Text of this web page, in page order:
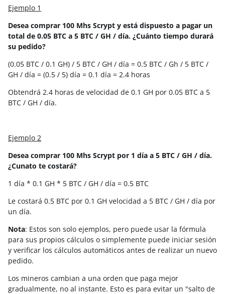
Ejemplo 1
Desea comprar 100 Mhs Scrypt y está dispuesto a pagar un
total de 0.05 BTC a 5 BTC / GH / día. ¿Cuánto tiempo durará
su pedido?
(0.05 BTC / 0.1 GH) / 5 BTC / GH / día = 0.5 BTC / Gh / 5 BTC /
GH / día = (0.5 / 5) día = 0.1 día = 2.4 horas
Obtendrá 2.4 horas de velocidad de 0.1 GH por 0.05 BTC a 5
BTC / GH / día.
Ejemplo 2
Desea comprar 100 Mhs Scrypt por 1 día a 5 BTC / GH / día.
¿Cunato te costará?
1 día * 0.1 GH * 5 BTC / GH / día = 0.5 BTC
Le costará 0.5 BTC por 0.1 GH velocidad a 5 BTC / GH / día por
un día.
Nota: Estos son solo ejemplos, pero puede usar la fórmula
para sus propios cálculos o simplemente puede iniciar sesión
y verificar los cálculos automáticos antes de realizar un nuevo
pedido.
Los mineros cambian a una orden que paga mejor
gradualmente, no al instante. Esto es para evitar un "salto de